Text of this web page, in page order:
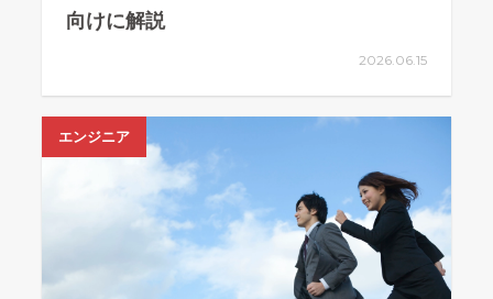
向けに解説
2026.06.15
エンジニア